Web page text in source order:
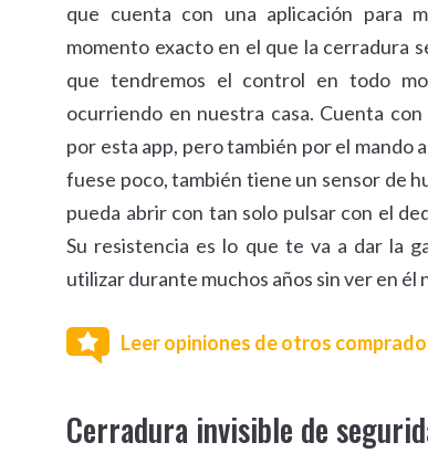
que cuenta con una aplicación para
momento exacto en el que la cerradura
que tendremos el control en todo
ocurriendo en nuestra casa. Cuenta
por esta app, pero también por el mando
fuese poco, también tiene un sensor de
pueda abrir con tan solo pulsar con el
Su resistencia es lo que te va a dar la
utilizar durante muchos años sin ver en él
Leer opiniones de otros
Cerradura invisible de